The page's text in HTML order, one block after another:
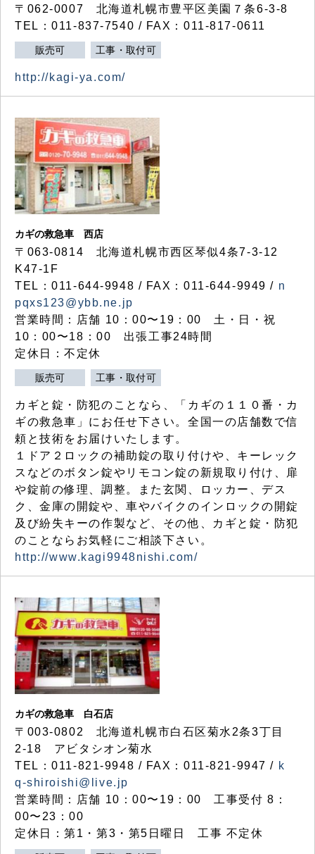
〒062-0007 北海道札幌市豊平区美園７条6-3-8
TEL：011-837-7540 / FAX：011-817-0611
販売可 工事・取付可
http://kagi-ya.com/
カギの救急車 西店
〒063-0814 北海道札幌市西区琴似4条7-3-12
K47-1F
TEL：011-644-9948 / FAX：011-644-9949 / n
pqxs123@ybb.ne.jp
営業時間：店舗 10：00〜19：00 土・日・祝
10：00〜18：00 出張工事24時間
定休日：不定休
販売可 工事・取付可
カギと錠・防犯のことなら、「カギの１１０番・カ
ギの救急車」にお任せ下さい。全国一の店舗数で信
頼と技術をお届けいたします。
１ドア２ロックの補助錠の取り付けや、キーレック
スなどのボタン錠やリモコン錠の新規取り付け、扉
や錠前の修理、調整。また玄関、ロッカー、デス
ク、金庫の開錠や、車やバイクのインロックの開錠
及び紛失キーの作製など、その他、カギと錠・防犯
のことならお気軽にご相談下さい。
http://www.kagi9948nishi.com/
カギの救急車 白石店
〒003-0802 北海道札幌市白石区菊水2条3丁目
2-18 アビタシオン菊水
TEL：011-821-9948 / FAX：011-821-9947 / k
q-shiroishi@live.jp
営業時間：店舗 10：00〜19：00 工事受付 8：
00〜23：00
定休日：第1・第3・第5日曜日 工事 不定休